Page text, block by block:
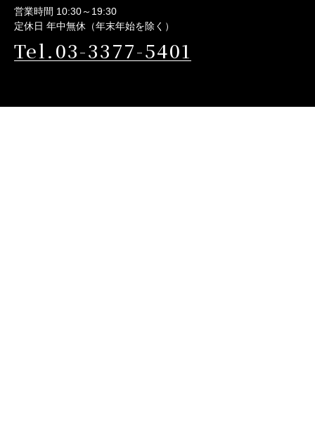
営業時間 10:30～19:30
定休日 年中無休（年末年始を除く）
Tel.03-3377-5401